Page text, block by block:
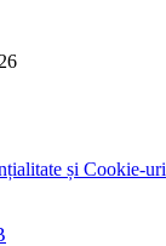
și Cookie-uri